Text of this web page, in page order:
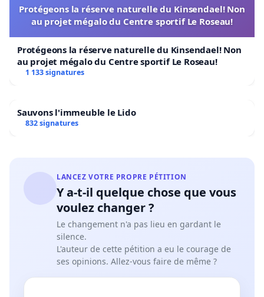
Protégeons la réserve naturelle du Kinsendael! Non
au projet mégalo du Centre sportif Le Roseau!
Protégeons la réserve naturelle du Kinsendael! Non
au projet mégalo du Centre sportif Le Roseau!
1 133 signatures
Sauvons l'immeuble le Lido
832 signatures
LANCEZ VOTRE PROPRE PÉTITION
Y a-t-il quelque chose que vous
voulez changer ?
Le changement n'a pas lieu en gardant le
silence.
L'auteur de cette pétition a eu le courage de
ses opinions. Allez-vous faire de même ?